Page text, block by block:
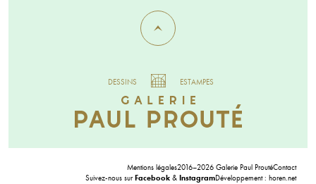
DESSINS ESTAMPES
Mentions légales2016–2026 Galerie Paul ProutéContact
Suivez-nous surFacebook & InstagramDéveloppement : horen.net